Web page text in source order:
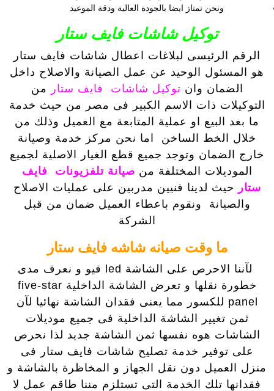
ونحن نمتاز ايضا بالجودة العالية ودقة الموعيد
توكيل شاشات فايف ستار
الرقم الرئيسى لبلاغات اعطال شاشات فايف ستار
هو المسئول الوحيد عن عمل الصيانة والاصلاح داخل
الضمان وان توكيل شاشات فايف ستار من
التوكيلات ذات الاسم الكبير فى مصر من حيث خدمة
ما بعد البيع او عملية المتابعة مع العميل وذلك من
خلال الخط الساخن
اما نحن مركز خدمة وصيانة
خارج الضمان وتوجد جميع قطع الغيار الاصلية لجميع
الموديلات المختلفة من صيانة تلفزيونات فايف
ستار حيث لدينا فنيين مدربين على عمليات الاصلاح
والصيانة ونقوم باعطاء العميل ضمان من قبل
الشركة
ما وقت صيانه شاشه فايف ستار
لآننا الاحرص على الشاشة led فيو و نعرف مدى
خطورة نقلها و تعرض الشاشة الداخلية five-star
panel للكسور مما يعنى فقدان الشاشة نهائيا لآن
ثمن تغيير الشاشة الداخلية فى جميع موديلات
الشاشات هوه نفسها ثمن الشاشة جديد لذا نحرص
على توفير خدمة تصليح شاشات فايف ستار فى
منزل العميل دون نقل الجهاز و المخاظرة بالشاشة و
فقدانها تلك الخدمة التى تستلزم مننا طاقم عمل لا